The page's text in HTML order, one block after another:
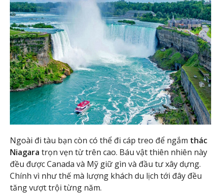
Ngoài đi tàu bạn còn có thể đi cáp treo để ngắm thác
Niagara trọn vẹn từ trên cao. Báu vật thiên nhiên này
đều được Canada và Mỹ giữ gìn và đầu tư xây dựng.
Chính vì như thế mà lượng khách du lịch tới đây đều
tăng vượt trội từng năm.